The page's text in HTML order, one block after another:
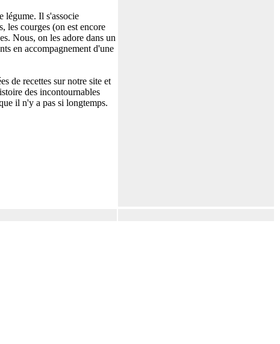
légume. Il s'associe
les courges (on est encore
Nous, on les adore dans un
en accompagnement d'une
de recettes sur notre site et
des incontournables
il n'y a pas si longtemps.